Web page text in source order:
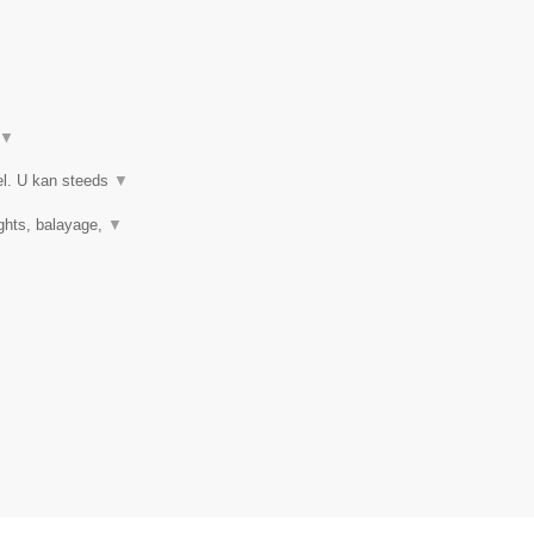
▼
U kan steeds ▼
balayage, ▼